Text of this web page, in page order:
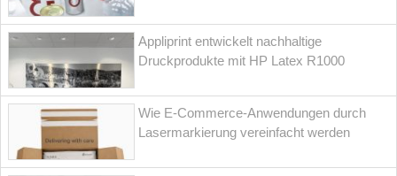
Appliprint entwickelt nachhaltige
Druckprodukte mit HP Latex R1000
Wie E-Commerce-Anwendungen durch
Lasermarkierung vereinfacht werden